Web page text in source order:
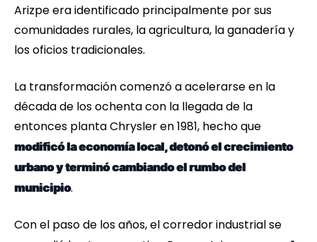
Arizpe era identificado principalmente por sus
comunidades rurales, la agricultura, la ganadería y
los oficios tradicionales.
La transformación comenzó a acelerarse en la
década de los ochenta con la llegada de la
entonces planta Chrysler en 1981, hecho que
modificó la economía local, detonó el crecimiento
urbano y terminó cambiando el rumbo del
municipio.
Con el paso de los años, el corredor industrial se